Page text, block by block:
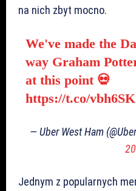
na nich zbyt mocno.
We've made the
way Graham
at this point 💀
https://t.co/
— Uber West Ham
Jednym z popularnych